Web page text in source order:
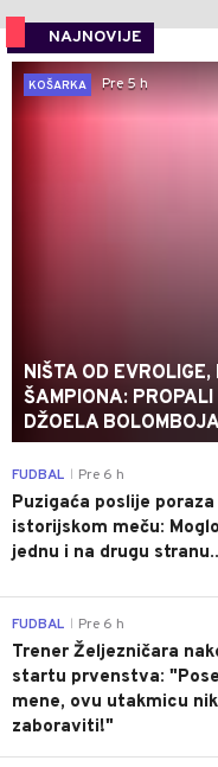
NAJNOVIJE
KOŠARKA
Pre 5 h
NIŠTA OD
ŠAMPIONA:
DŽOELA
FUDBAL Pre 6 h
Puzigaća poslije poraza
istorijskom meču:
jednu i na drugu
FUDBAL Pre 6 h
Trener Željezničara
startu prvenstva:
mene, ovu utakmicu
zaboraviti!"